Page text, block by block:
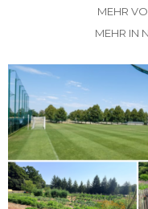
MEHR
MEHR IN